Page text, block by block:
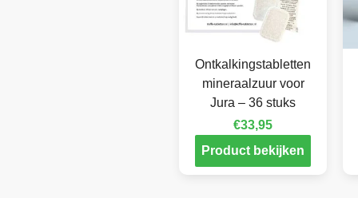
Ontkalkingstabletten
mineraalzuur voor
Jura – 36 stuks
€33,95
Product bekijken